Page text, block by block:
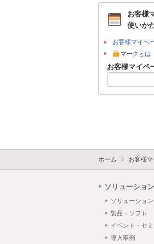
お客様
使いか
お客様マイペ
マークとは
お客様マイペ
ホーム お客様
ソリューショ
ソリューショ
製品・ソフト
イベント・セ
導入事例